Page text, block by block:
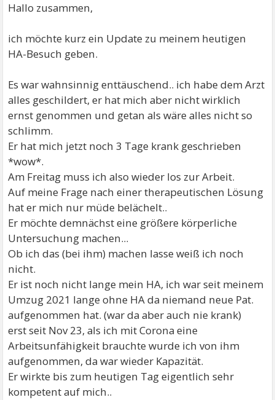
Hallo zusammen,
ich möchte kurz ein Update zu meinem heutigen
HA-Besuch geben.
Es war wahnsinnig enttäuschend.. ich habe dem Arzt
alles geschildert, er hat mich aber nicht wirklich
ernst genommen und getan als wäre alles nicht so
schlimm.
Er hat mich jetzt noch 3 Tage krank geschrieben
*wow*.
Am Freitag muss ich also wieder los zur Arbeit.
Auf meine Frage nach einer therapeutischen Lösung
hat er mich nur müde belächelt..
Er möchte demnächst eine größere körperliche
Untersuchung machen...
Ob ich das (bei ihm) machen lasse weiß ich noch
nicht.
Er ist noch nicht lange mein HA, ich war seit meinem
Umzug 2021 lange ohne HA da niemand neue Pat.
aufgenommen hat. (war da aber auch nie krank)
erst seit Nov 23, als ich mit Corona eine
Arbeitsunfähigkeit brauchte wurde ich von ihm
aufgenommen, da war wieder Kapazität.
Er wirkte bis zum heutigen Tag eigentlich sehr
kompetent auf mich..